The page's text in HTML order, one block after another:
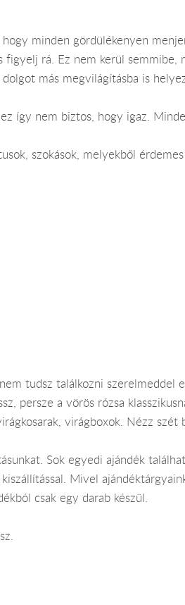
minden gördülékenyen
rá. Ez nem kerül
más megvilágításba is
így nem biztos, hogy igaz.
szokások, melyekből
tudsz találkozni szerelmeddel
persze a vörös rózsa
virágboxok. Nézz szét
Sok egyedi ajándék
Mivel
csak egy darab készül.